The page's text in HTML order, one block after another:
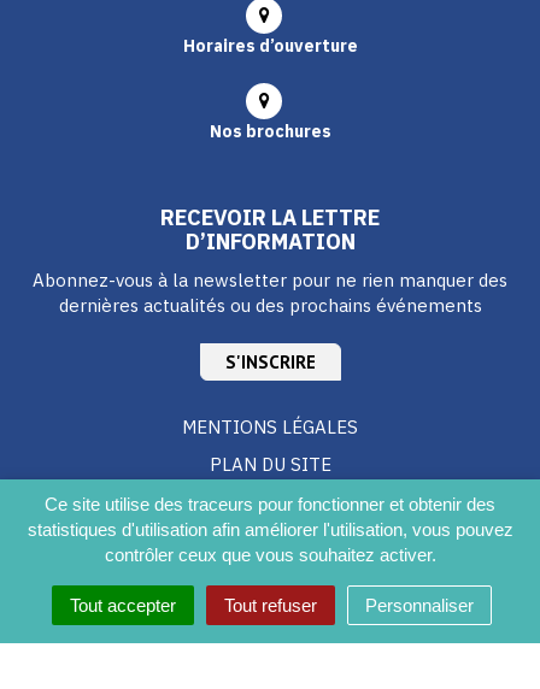
Ce site utilise des traceurs pour fonctionner et obtenir des
statistiques d'utilisation afin améliorer l'utilisation, vous pouvez
contrôler ceux que vous souhaitez activer.
Tout accepter Tout refuser Personnaliser
Horaires d’ouverture
Nos brochures
RECEVOIR LA LETTRE
D’INFORMATION
Abonnez-vous à la newsletter pour ne rien manquer des
dernières actualités ou des prochains événements
S'INSCRIRE
MENTIONS LÉGALES
PLAN DU SITE
CRÉDITS
ACCESSIBILITÉ DU SITE